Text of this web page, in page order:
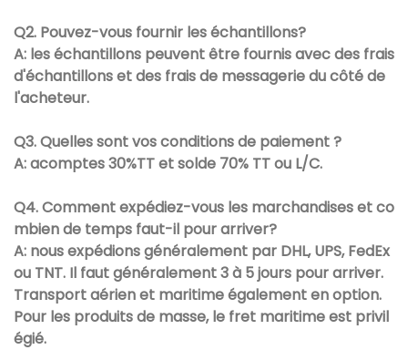
Q2. Pouvez-vous fournir les échantillons?
A: les échantillons peuvent être fournis avec des frais
d'échantillons et des frais de messagerie du côté de
l'acheteur.
Q3. Quelles sont vos conditions de paiement ?
A: acomptes 30%TT et solde 70% TT ou L/C.
Q4. Comment expédiez-vous les marchandises et co
mbien de temps faut-il pour arriver?
A: nous expédions généralement par DHL, UPS, FedEx
ou TNT. Il faut généralement 3 à 5 jours pour arriver.
Transport aérien et maritime également en option.
Pour les produits de masse, le fret maritime est privil
égié.